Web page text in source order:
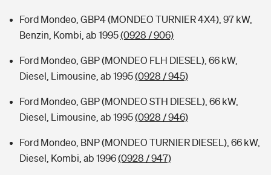
Ford Mondeo, GBP4 (MONDEO TURNIER 4X4), 97 kW,
Benzin, Kombi, ab 1995(0928 / 906)
Ford Mondeo, GBP (MONDEO FLH DIESEL), 66 kW,
Diesel, Limousine, ab 1995(0928 / 945)
Ford Mondeo, GBP (MONDEO STH DIESEL), 66 kW,
Diesel, Limousine, ab 1995(0928 / 946)
Ford Mondeo, BNP (MONDEO TURNIER DIESEL), 66 kW,
Diesel, Kombi, ab 1996(0928 / 947)